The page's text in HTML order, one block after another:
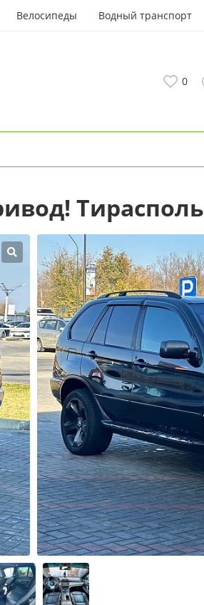
Велосипеды Водный транспорт
0
Тирасполь